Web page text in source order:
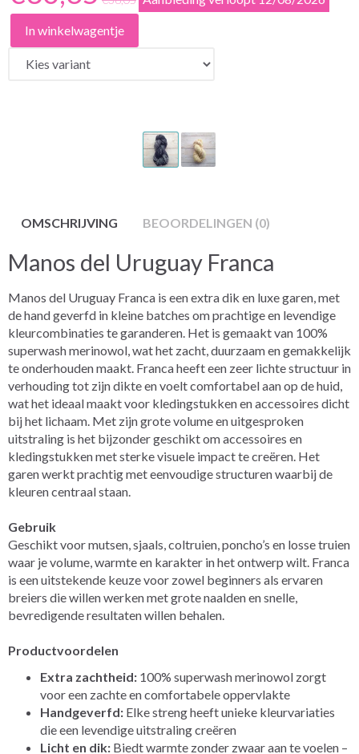
In winkelwagentje
OMSCHRIJVING BEOORDELINGEN (0)
Manos del Uruguay Franca
Manos del Uruguay Franca is een extra dik en luxe garen, met
de hand geverfd in kleine batches om prachtige en levendige
kleurcombinaties te garanderen. Het is gemaakt van 100%
superwash merinowol, wat het zacht, duurzaam en gemakkelijk
te onderhouden maakt. Franca heeft een zeer lichte structuur in
verhouding tot zijn dikte en voelt comfortabel aan op de huid,
wat het ideaal maakt voor kledingstukken en accessoires dicht
bij het lichaam. Met zijn grote volume en uitgesproken
uitstraling is het bijzonder geschikt om accessoires en
kledingstukken met sterke visuele impact te creëren. Het
garen werkt prachtig met eenvoudige structuren waarbij de
kleuren centraal staan.
Gebruik
Geschikt voor mutsen, sjaals, coltruien, poncho’s en losse truien
waar je volume, warmte en karakter in het ontwerp wilt. Franca
is een uitstekende keuze voor zowel beginners als ervaren
breiers die willen werken met grote naalden en snelle,
bevredigende resultaten willen behalen.
Productvoordelen
Extra zachtheid: 100% superwash merinowol zorgt
voor een zachte en comfortabele oppervlakte
Handgeverfd: Elke streng heeft unieke kleurvariaties
die een levendige uitstraling creëren
Licht en dik: Biedt warmte zonder zwaar aan te voelen –